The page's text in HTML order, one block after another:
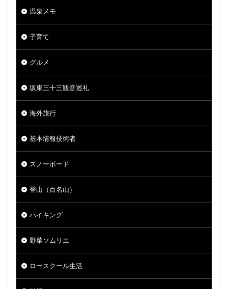
温泉メモ
子育て
グルメ
坂東三十三観音巡礼
海外旅行
基本情報技術者
スノーボード
登山（百名山）
ハイキング
野菜ソムリエ
ロースクール生活